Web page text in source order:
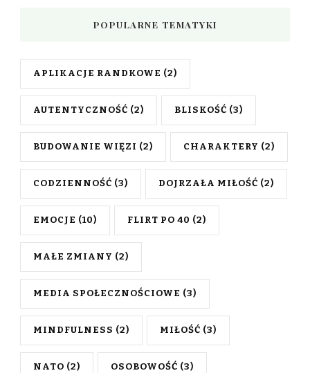
POPULARNE TEMATYKI
APLIKACJE RANDKOWE (2)
AUTENTYCZNOŚĆ (2) BLISKOŚĆ (3)
BUDOWANIE WIĘZI (2) CHARAKTERY (2)
CODZIENNOŚĆ (3) DOJRZAŁA MIŁOŚĆ (2)
EMOCJE (10) FLIRT PO 40 (2)
MAŁE ZMIANY (2)
MEDIA SPOŁECZNOŚCIOWE (3)
MINDFULNESS (2) MIŁOŚĆ (3)
NATO (2) OSOBOWOŚĆ (3)